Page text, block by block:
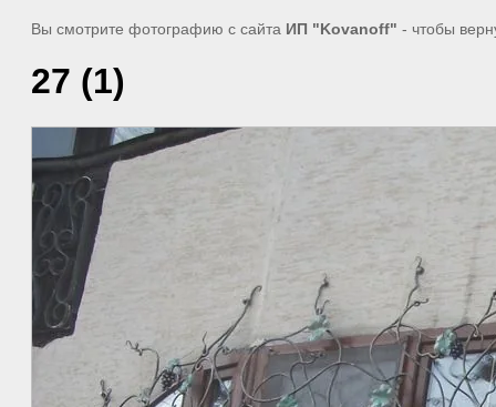
Вы смотрите фотографию с сайта ИП "Kovanoff" - чтобы
27 (1)